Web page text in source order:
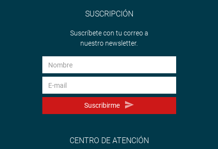
SUSCRIPCIÓN
Suscríbete con tu correo a
nuestro newsletter.
Suscribirme
CENTRO DE ATENCIÓN